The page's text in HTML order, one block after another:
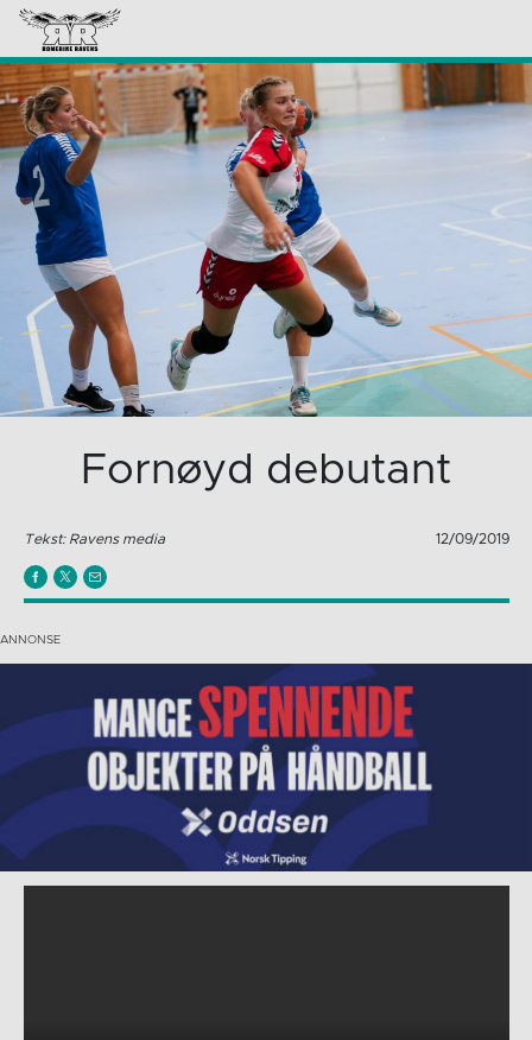
Fornøyd debutant
Tekst: Ravens media 12/09/2019